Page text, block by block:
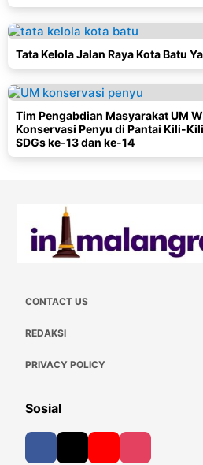
Tata Kelola Jalan Raya Kota Batu
Tim Pengabdian Masyarakat UM
Konservasi Penyu di Pantai Kili-
SDGs ke-13 dan ke-14
CONTACT US
REDAKSI
PRIVACY POLICY
Sosial